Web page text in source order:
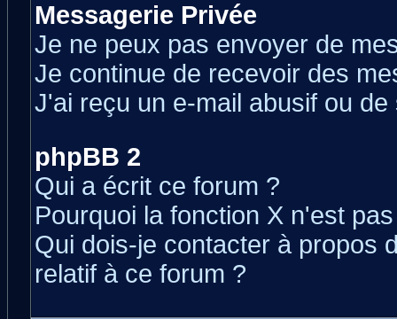
Messagerie Privée
Je ne peux pas envoyer de
Je continue de recevoir des
J'ai reçu un e-mail abusif ou
phpBB 2
Qui a écrit ce forum ?
Pourquoi la fonction X n'est
Qui dois-je contacter à propos
relatif à ce forum ?